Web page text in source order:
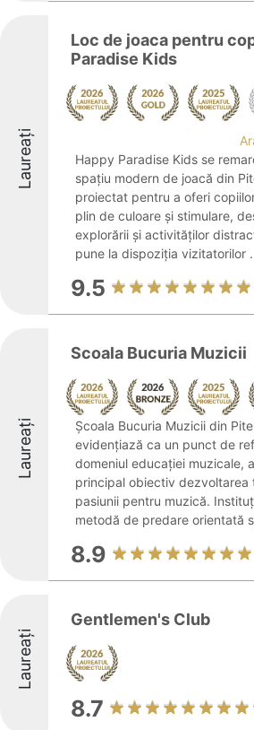
Laureați
Loc de joaca pentru
Paradise Kids
Happy Paradise Kids se
spațiu modern de joacă din
proiectat pentru a oferi
plin de culoare și stimulare,
explorării și activităților
pune la dispoziția vizitatorilor
9.5
Laureați
Scoala Bucuria Muzicii
Școala Bucuria Muzicii din
evidențiază ca un punct de
domeniul educației muzicale,
principal obiectiv dezvoltarea
pasiunii pentru muzică.
metodă de predare orientată
8.9
Laureați
Gentlemen's Club
8.7